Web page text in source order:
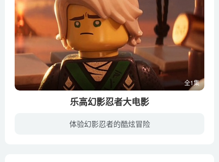
全1集
乐高幻影忍者大电影
体验幻影忍者的酷炫冒险